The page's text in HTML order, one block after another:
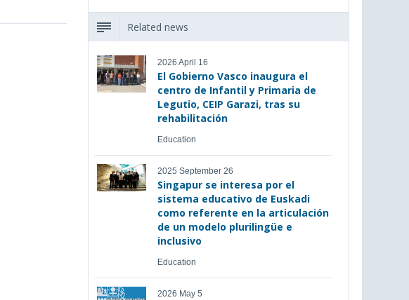
Related news
2026 April 16
El Gobierno Vasco inaugura el
centro de Infantil y Primaria de
Legutio, CEIP Garazi, tras su
rehabilitación
Education
2025 September 26
Singapur se interesa por el
sistema educativo de Euskadi
como referente en la articulación
de un modelo plurilingüe e
inclusivo
Education
2026 May 5